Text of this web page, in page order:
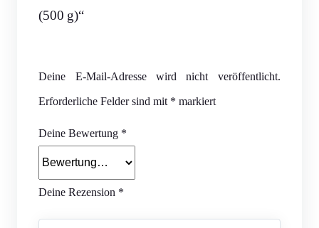
(500 g)“
Deine E-Mail-Adresse wird nicht veröffentlicht.
Erforderliche Felder sind mit * markiert
Deine Bewertung *
Deine Rezension *